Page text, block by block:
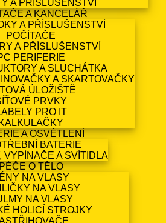
A PŘÍSLUŠENSTVÍ
A KANCELÁŘ
A PŘÍSLUŠENSTVÍ
POČÍTAČE
A PŘÍSLUŠENSTVÍ
PERIFERIE
A SLUCHÁTKA
A SKARTOVAČKY
ÚLOŽIŠTĚ
PRVKY
PRO IT
KALKULAČKY
A OSVĚTLENÍ
BATERIE
VYPÍNAČE A SVÍTIDLA
O TĚLO
NA VLASY
NA VLASY
NA VLASY
HOLICÍ STROJKY